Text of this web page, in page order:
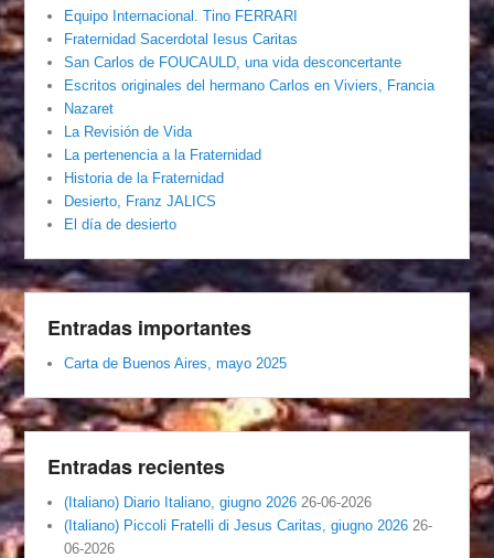
Equipo Internacional. Tino FERRARI
Fraternidad Sacerdotal Iesus Caritas
San Carlos de FOUCAULD, una vida desconcertante
Escritos originales del hermano Carlos en Viviers, Francia
Nazaret
La Revisión de Vida
La pertenencia a la Fraternidad
Historia de la Fraternidad
Desierto, Franz JALICS
El día de desierto
Entradas importantes
Carta de Buenos Aires, mayo 2025
Entradas recientes
(Italiano) Diario Italiano, giugno 2026 26-06-2026
(Italiano) Piccoli Fratelli di Jesus Caritas, giugno 2026 26-
06-2026